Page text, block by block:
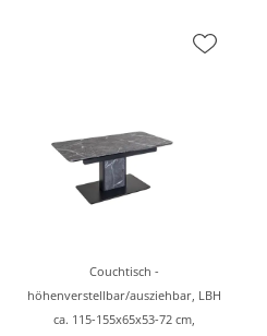
Couchtisch -
höhenverstellbar/ausziehbar, LBH
ca. 115-155x65x53-72 cm,